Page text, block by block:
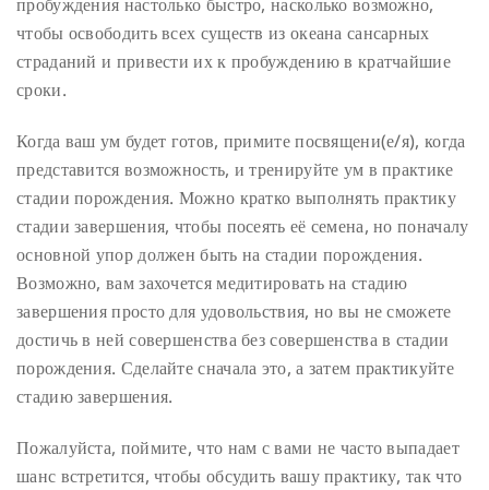
чтобы освободить всех существ из океана сансарных
страданий и привести их к пробуждению в кратчайшие
сроки.
Когда ваш ум будет готов, примите посвящени(е/я), когда
представится возможность, и тренируйте ум в практике
стадии порождения. Можно кратко выполнять практику
стадии завершения, чтобы посеять её семена, но поначалу
основной упор должен быть на стадии порождения.
Возможно, вам захочется медитировать на стадию
завершения просто для удовольствия, но вы не сможете
достичь в ней совершенства без совершенства в стадии
порождения. Сделайте сначала это, а затем практикуйте
стадию завершения.
Пожалуйста, поймите, что нам с вами не часто выпадает
шанс встретится, чтобы обсудить вашу практику, так что